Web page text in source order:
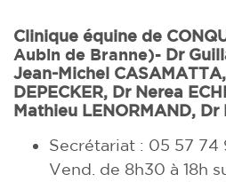
Clinique équine de
Aubin de Branne)- Dr
Jean-Michel CASAMATTA,
DEPECKER, Dr Nerea
Mathieu LENORMAND, Dr
Secrétariat : 05 57 74
Vend. de 8h30 à 18h